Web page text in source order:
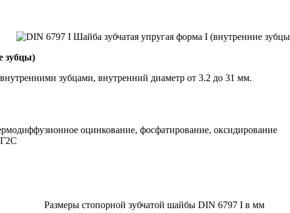
зубцы)
зубцами, внутренний диаметр от 3.2 до 31 мм.
оцинкование, фосфатирование, оксидирование
Размеры стопорной зубчатой шайбы DIN 6797 I в мм